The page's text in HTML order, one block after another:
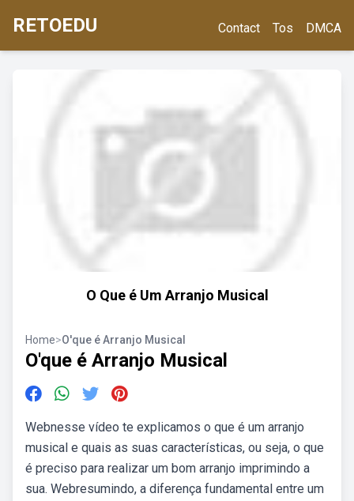
RETOEDU Contact Tos DMCA
O Que é Um Arranjo Musical
Home>O'que é Arranjo Musical
O'que é Arranjo Musical
Webnesse vídeo te explicamos o que é um arranjo
musical e quais as suas características, ou seja, o que
é preciso para realizar um bom arranjo imprimindo a
sua. Webresumindo, a diferença fundamental entre um